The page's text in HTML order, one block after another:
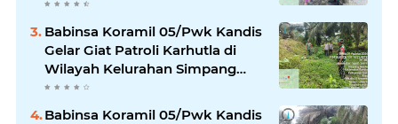
Babinsa Koramil 05/Pwk Kandis
Gelar Giat Patroli Karhutla di
Wilayah Kelurahan Simpang
Belutu
Babinsa Koramil 05/Pwk Kandis